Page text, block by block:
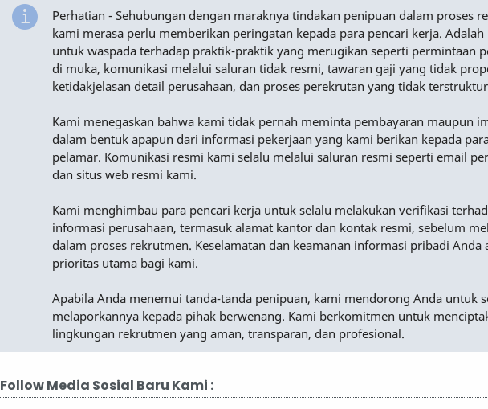
Perhatian - Sehubungan dengan maraknya tindakan penipuan dalam proses
kami merasa perlu memberikan peringatan kepada para pencari kerja.
untuk waspada terhadap praktik-praktik yang merugikan seperti permintaan
di muka, komunikasi melalui saluran tidak resmi, tawaran gaji yang tidak
ketidakjelasan detail perusahaan, dan proses perekrutan yang tidak
Kami menegaskan bahwa kami tidak pernah meminta pembayaran maupun
dalam bentuk apapun dari informasi pekerjaan yang kami berikan kepada
pelamar. Komunikasi resmi kami selalu melalui saluran resmi seperti email
dan situs web resmi kami.
Kami menghimbau para pencari kerja untuk selalu melakukan verifikasi
informasi perusahaan, termasuk alamat kantor dan kontak resmi, sebelum
dalam proses rekrutmen. Keselamatan dan keamanan informasi pribadi Anda
prioritas utama bagi kami.
Apabila Anda menemui tanda-tanda penipuan, kami mendorong Anda untuk
melaporkannya kepada pihak berwenang. Kami berkomitmen untuk
lingkungan rekrutmen yang aman, transparan, dan profesional.
Follow Media Sosial Baru Kami :